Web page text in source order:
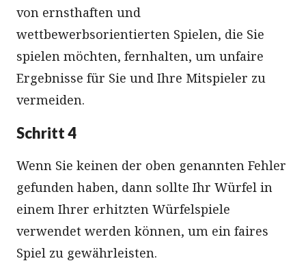
von ernsthaften und
wettbewerbsorientierten Spielen, die Sie
spielen möchten, fernhalten, um unfaire
Ergebnisse für Sie und Ihre Mitspieler zu
vermeiden.
Schritt 4
Wenn Sie keinen der oben genannten Fehler
gefunden haben, dann sollte Ihr Würfel in
einem Ihrer erhitzten Würfelspiele
verwendet werden können, um ein faires
Spiel zu gewährleisten.